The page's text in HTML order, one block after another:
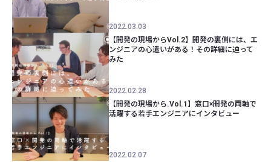
2022.03.03
【開発の現場からVol.2】開発の裏側には、エ
ンジニアの心遣いがある！その詳細に迫って
みた
2022.02.28
【開発の現場から.Vol.1】窓口×開発の両軸で
活躍する若手エンジニアにインタビュー
2022.02.07